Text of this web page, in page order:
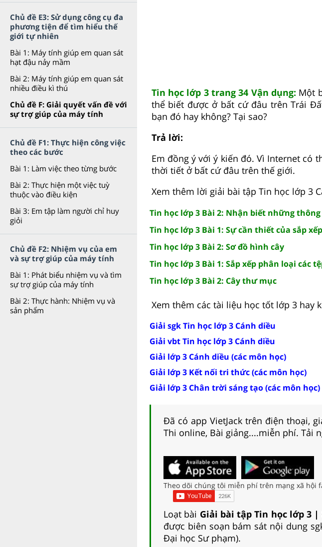
Chủ đề E3: Sử dụng công cụ đa
phương tiện để tìm hiểu thế
giới tự nhiên
Bài 1: Máy tính giúp em quan sát
hạt đậu nảy mầm
Bài 2: Máy tính giúp em quan sát
nhiều điều kì thú
Chủ đề F: Giải quyết vấn đề với
sự trợ giúp của máy tính
Chủ đề F1: Thực hiện công việc
theo các bước
Bài 1: Làm việc theo từng bước
Bài 2: Thực hiện một việc tuỳ
thuộc vào điều kiện
Bài 3: Em tập làm người chỉ huy
giỏi
Chủ đề F2: Nhiệm vụ của em
và sự trợ giúp của máy tính
Bài 1: Phát biểu nhiệm vụ và tìm
sự trợ giúp của máy tính
Bài 2: Thực hành: Nhiệm vụ và
sản phẩm
Tin học lớp 3 trang 34 Vận dụng: Một
thể biết được ở bất cứ đâu trên Trái
bạn đó hay không? Tại sao?
Trả lời:
Em đồng ý với ý kiến đó. Vì Internet có
thời tiết ở bất cứ đâu trên thế giới.
Xem thêm lời giải bài tập Tin học lớp 3
Tin học lớp 3 Bài 2: Nhận biết những
Tin học lớp 3 Bài 1: Sự cần thiết của sắp xếp
Tin học lớp 3 Bài 2: Sơ đồ hình cây
Tin học lớp 3 Bài 1: Sắp xếp phân loại các
Tin học lớp 3 Bài 2: Cây thư mục
Xem thêm các tài liệu học tốt lớp 3 hay
Giải sgk Tin học lớp 3 Cánh diều
Giải vbt Tin học lớp 3 Cánh diều
Giải lớp 3 Cánh diều (các môn học)
Giải lớp 3 Kết nối tri thức (các môn học)
Giải lớp 3 Chân trời sáng tạo (các môn học)
Đã có app VietJack trên điện thoại,
Thi online, Bài giảng....miễn phí. Tải
Theo dõi chúng tôi miễn phí trên mạng xã hội
Loạt bài Giải bài tập Tin học lớp 3
được biên soạn bám sát nội dung
Đại học Sư phạm).